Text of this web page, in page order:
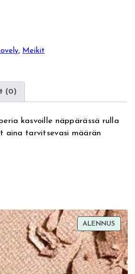
, Meikit
(0)
kasvoille näppärässä rulla
aina tarvitsevasi määrän
ALENNUS